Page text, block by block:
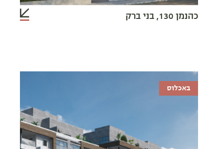
כהנמן 130, בני ברק
באכלוס